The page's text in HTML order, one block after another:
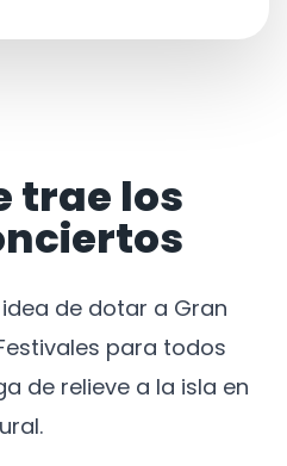
trae los
de dotar a Gran
para todos
de relieve a la isla en